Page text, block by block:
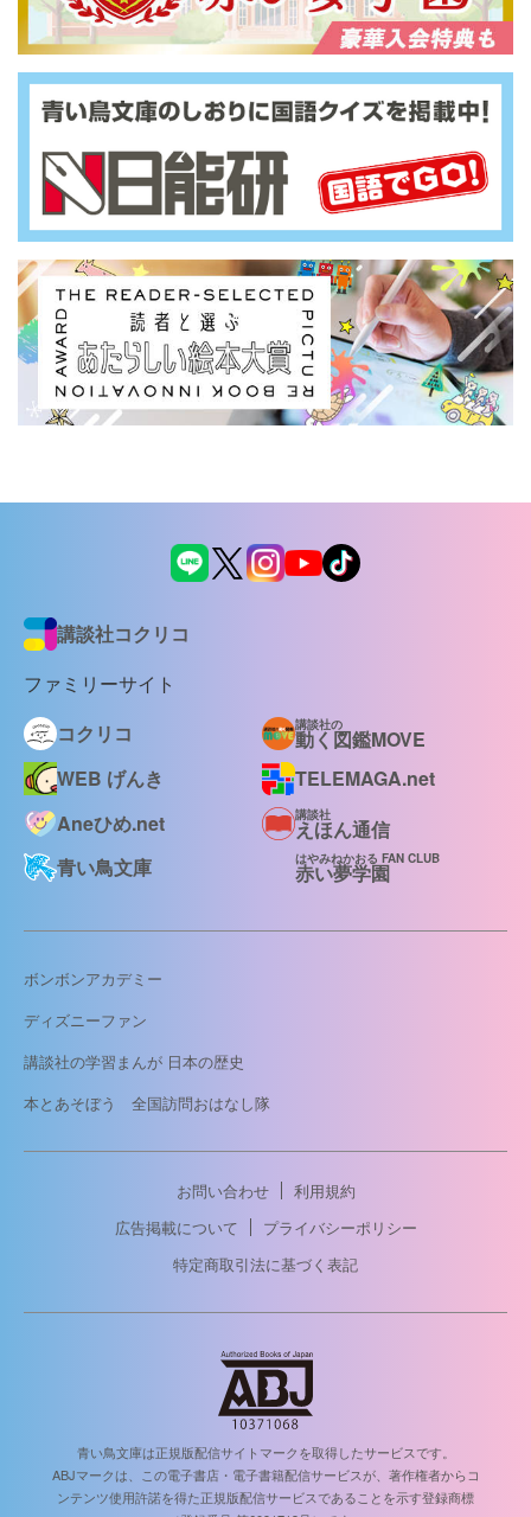
講談社コクリコ
ファミリーサイト
コクリコ
講談社の
動く図鑑MOVE
WEB げんき
TELEMAGA.net
Aneひめ.net
講談社
えほん通信
青い鳥文庫
はやみねかおる FAN CLUB
赤い夢学園
ボンボンアカデミー
ディズニーファン
講談社の学習まんが 日本の歴史
本とあそぼう 全国訪問おはなし隊
お問い合わせ
利用規約
広告掲載について
プライバシーポリシー
特定商取引法に基づく表記
青い鳥文庫は正規版配信サイトマークを取得したサービスです。
ABJマークは、この電子書店・電子書籍配信サービスが、著作権者からコ
ンテンツ使用許諾を得た正規版配信サービスであることを示す登録商標